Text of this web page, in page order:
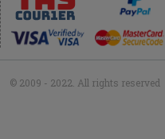
© 2009 - 2022. All rights reserved